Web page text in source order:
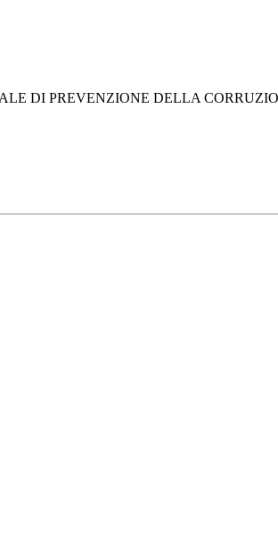
DI PREVENZIONE DELLA